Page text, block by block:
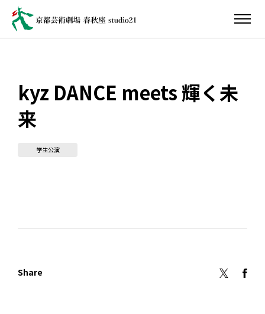
kyz DANCE meets 輝く未
来
学生公演
Share